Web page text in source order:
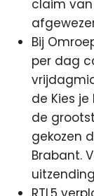
claim
Bij
per dag
de Kies
de
gekozen
Brabant.